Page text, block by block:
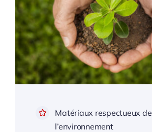
Matériaux respectueux de
l’environnement